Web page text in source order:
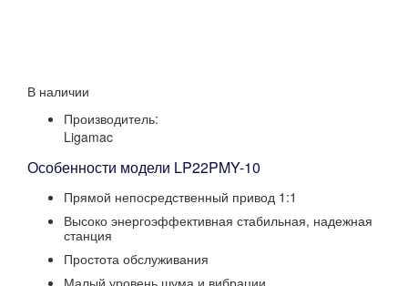
В наличии
Производитель:
Ligamac
Особенности модели LP22PMY-10
Прямой непосредственный привод 1:1
Высоко энергоэффективная стабильная, надежная
станция
Простота обслуживания
Малый уровень шума и вибрации